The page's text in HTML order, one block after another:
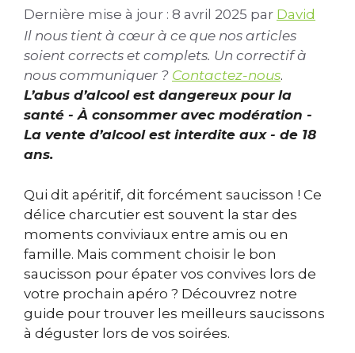
Dernière mise à jour : 8 avril 2025 par David
Il nous tient à cœur à ce que nos articles
soient corrects et complets. Un correctif à
nous communiquer ? Contactez-nous.
L’abus d’alcool est dangereux pour la
santé - À consommer avec modération -
La vente d’alcool est interdite aux - de 18
ans.
Qui dit apéritif, dit forcément saucisson ! Ce
délice charcutier est souvent la star des
moments conviviaux entre amis ou en
famille. Mais comment choisir le bon
saucisson pour épater vos convives lors de
votre prochain apéro ? Découvrez notre
guide pour trouver les meilleurs saucissons
à déguster lors de vos soirées.